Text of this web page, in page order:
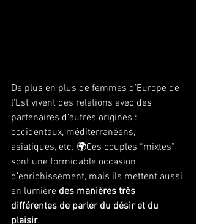
De plus en plus de femmes d’Europe de
l’Est vivent des relations avec des
partenaires d’autres origines :
occidentaux, méditerranéens,
asiatiques, etc. 🌍Ces couples “mixtes”
sont une formidable occasion
d’enrichissement, mais ils mettent aussi
en lumière des manières très
différentes de parler du désir et du
plaisir.